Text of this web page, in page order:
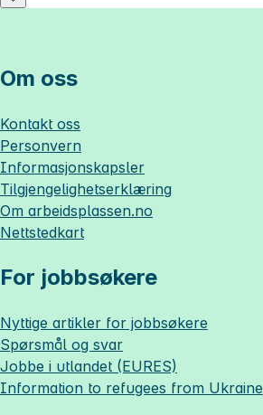
Om oss
Kontakt oss
Personvern
Informasjonskapsler
Tilgjengelighetserklæring
Om arbeidsplassen.no
Nettstedkart
For jobbsøkere
Nyttige artikler for jobbsøkere
Spørsmål og svar
Jobbe i utlandet (EURES)
Information to refugees from Ukraine